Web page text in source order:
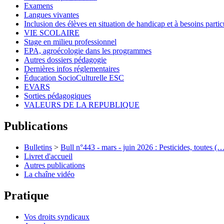
Examens
Langues vivantes
Inclusion des élèves en situation de handicap et à besoins
VIE SCOLAIRE
Stage en milieu professionnel
EPA, agroécologie dans les programmes
Autres dossiers pédagogie
Dernières infos réglementaires
Éducation SocioCulturelle ESC
EVARS
Sorties pédagogiques
VALEURS DE LA REPUBLIQUE
Publications
Bulletins > Bull n°443 - mars - juin 2026 : Pesticides, toutes
Livret d'accueil
Autres publications
La chaîne vidéo
Pratique
Vos droits syndicaux